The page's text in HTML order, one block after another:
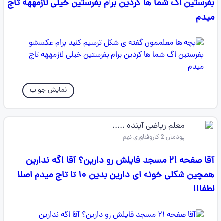
بفرستین اگ شما ها کردین برام بفرستین خیلی لازمههه تاج
میدم
نمایش جواب
معلم ریاضی آینده ....‌.
پودمان 2 کاروفناوری نهم
آقا صفحه ۲۱ مسجد فایلش رو دارین؟ آقا اگه ندارین
همچین شکلی خونه ای دارین بدین ۱۰ تا تاج میدم اصلا
لطفااا